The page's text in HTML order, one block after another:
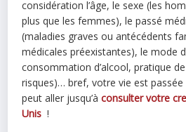
considération l’âge, le sexe (les
plus que les femmes), le passé
(maladies graves ou antécédents
médicales préexistantes), le mode
consommation d’alcool, pratique
risques)… bref, votre vie est
peut aller jusqu’àconsulter votre
Unis !